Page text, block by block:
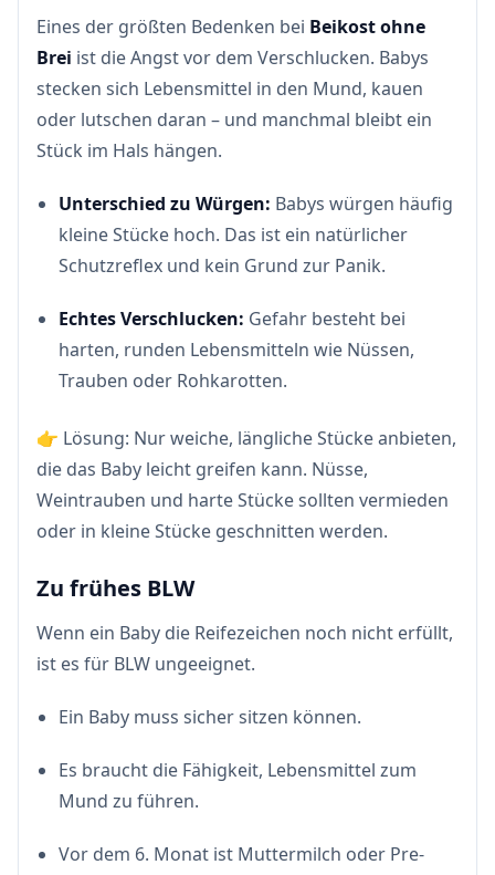
Eines der größten Bedenken bei Beikost ohne
Brei ist die Angst vor dem Verschlucken. Babys
stecken sich Lebensmittel in den Mund, kauen
oder lutschen daran – und manchmal bleibt ein
Stück im Hals hängen.
Unterschied zu Würgen: Babys würgen häufig
kleine Stücke hoch. Das ist ein natürlicher
Schutzreflex und kein Grund zur Panik.
Echtes Verschlucken: Gefahr besteht bei
harten, runden Lebensmitteln wie Nüssen,
Trauben oder Rohkarotten.
👉 Lösung: Nur weiche, längliche Stücke anbieten,
die das Baby leicht greifen kann. Nüsse,
Weintrauben und harte Stücke sollten vermieden
oder in kleine Stücke geschnitten werden.
Zu frühes BLW
Wenn ein Baby die Reifezeichen noch nicht erfüllt,
ist es für BLW ungeeignet.
Ein Baby muss sicher sitzen können.
Es braucht die Fähigkeit, Lebensmittel zum
Mund zu führen.
Vor dem 6. Monat ist Muttermilch oder Pre-